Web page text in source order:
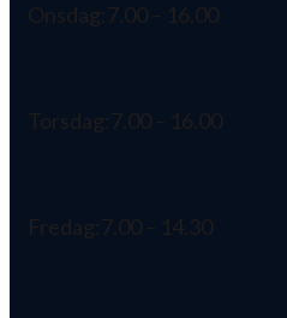
Onsdag:7.00 – 16.00
Torsdag:7.00 – 16.00
Fredag:7.00 – 14.30